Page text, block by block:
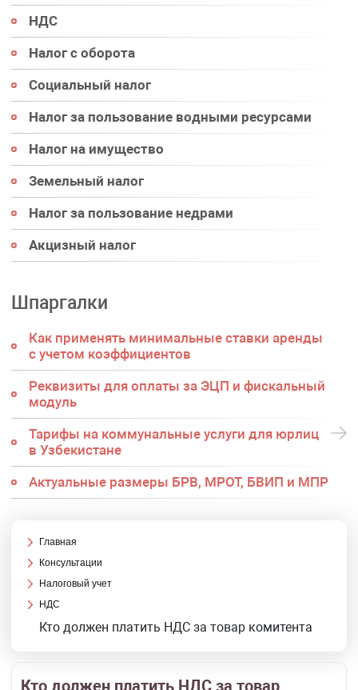
НДС
Налог с оборота
Социальный налог
Налог за пользование водными ресурсами
Налог на имущество
Земельный налог
Налог за пользование недрами
Акцизный налог
Шпаргалки
Как применять минимальные ставки аренды
с учетом коэффициентов
Реквизиты для оплаты за ЭЦП и фискальный
модуль
Тарифы на коммунальные услуги для юрлиц
в Узбекистане
Актуальные размеры БРВ, МРОТ, БВИП и МПР
Главная
Консультации
Налоговый учет
НДС
Кто должен платить НДС за товар комитента